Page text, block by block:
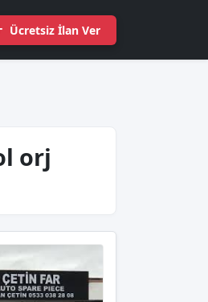
Ücretsiz İlan Ver
orj